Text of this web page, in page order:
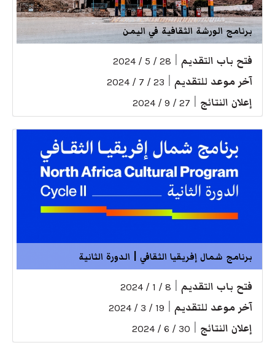
برنامج الورشة الثقافية في اليمن
فتح باب التقديم 28 / 5 / 2024
آخر موعد للتقديم 23 / 7 / 2024
إعلان النتائج 27 / 9 / 2024
برنامج شمال إفريقيا الثقافي | الدورة الثانية
فتح باب التقديم 8 / 1 / 2024
آخر موعد للتقديم 19 / 3 / 2024
إعلان النتائج 30 / 6 / 2024